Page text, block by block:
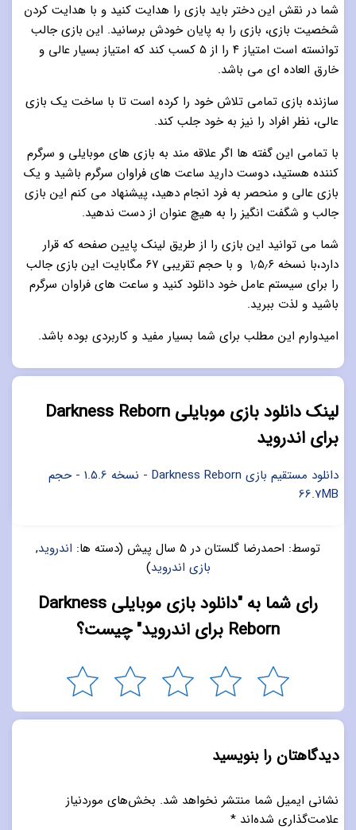
شما در نقش این دختر باید بازی را هدایت کنید و با هدایت کردن
شخصیت بازی، بازی را به پایان خودش برسانید. این بازی جالب
توانسته است امتیاز ۴ را از ۵ کسب کند که امتیاز بسیار عالی و
خارق العاده ای می باشد.
سازنده بازی تمامی تلاش خود را کرده است تا با ساخت یک بازی
عالی، نظر افراد را نیز به خود جلب کند.
با تمامی این گفته ها اگر علاقه مند به بازی های موبایلی و سرگرم
کننده هستید، دوست دارید ساعت های فراوان سرگرم باشید و یک
بازی عالی و منحصر به فرد انجام دهید، پیشنهاد می کنم این بازی
جالب و شگفت انگیز را به هیچ عنوان از دست ندهید.
شما می توانید این بازی را از طریق لینک پایین صفحه که قرار
دارد،با نسخه ۱٫۵٫۶ و با حجم تقریبی ۶۷ مگابایت این بازی جالب
را برای سیستم عامل خود دانلود کنید و ساعت های فراوان سرگرم
باشید و لذت ببرید.
امیدوارم این مطلب برای شما بسیار مفید و کاربردی بوده باشد.
لینک دانلود بازی موبایلی Darkness Reborn
برای اندروید
دانلود مستقیم بازی Darkness Reborn - نسخه 1.5.6 - حجم
66.7MB
توسط: احمدرضا گلستان در 5 سال پیش (دسته ها: اندروید,
بازی اندروید)
رای شما به "دانلود بازی موبایلی Darkness
Reborn برای اندروید" چیست؟
دیدگاهتان را بنویسید
نشانی ایمیل شما منتشر نخواهد شد. بخش‌های موردنیاز
علامت‌گذاری شده‌اند *